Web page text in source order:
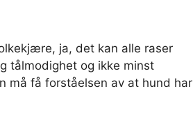
ja, det kan alle raser
tålmodighet og ikke minst
må få forståelsen av at hund har